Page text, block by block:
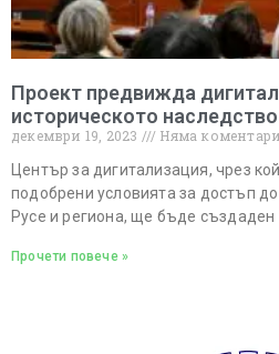
Проект предвижда
историческото
декември 19, 2023
Няма коментари
Център за дигитализация, чрез
подобрени условията за достъп
Русе и региона, ще бъде
Прочети повече »